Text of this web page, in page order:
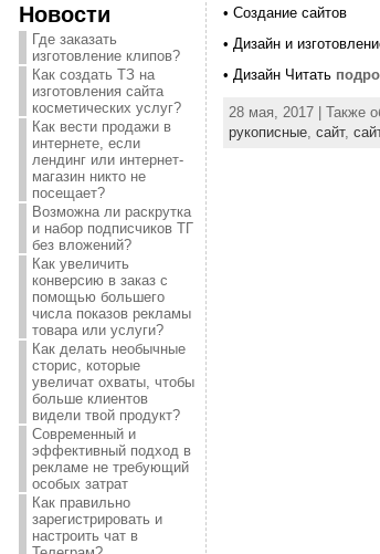
Новости
Где заказать
изготовление клипов?
Как создать ТЗ на
изготовления сайта
косметических услуг?
Как вести продажи в
интернете, если
лендинг или интернет-
магазин никто не
посещает?
Возможна ли раскрутка
и набор подписчиков ТГ
без вложений?
Как увеличить
конверсию в заказ с
помощью большего
числа показов рекламы
товара или услуги?
Как делать необычные
сторис, которые
увеличат охваты, чтобы
больше клиентов
видели твой продукт?
Современный и
эффективный подход в
рекламе не требующий
особых затрат
Как правильно
зарегистрировать и
настроить чат в
• Создание сайтов
• Дизайн и
• Дизайн Читать
28 мая, 2017 | Также
рукописные, сайт,